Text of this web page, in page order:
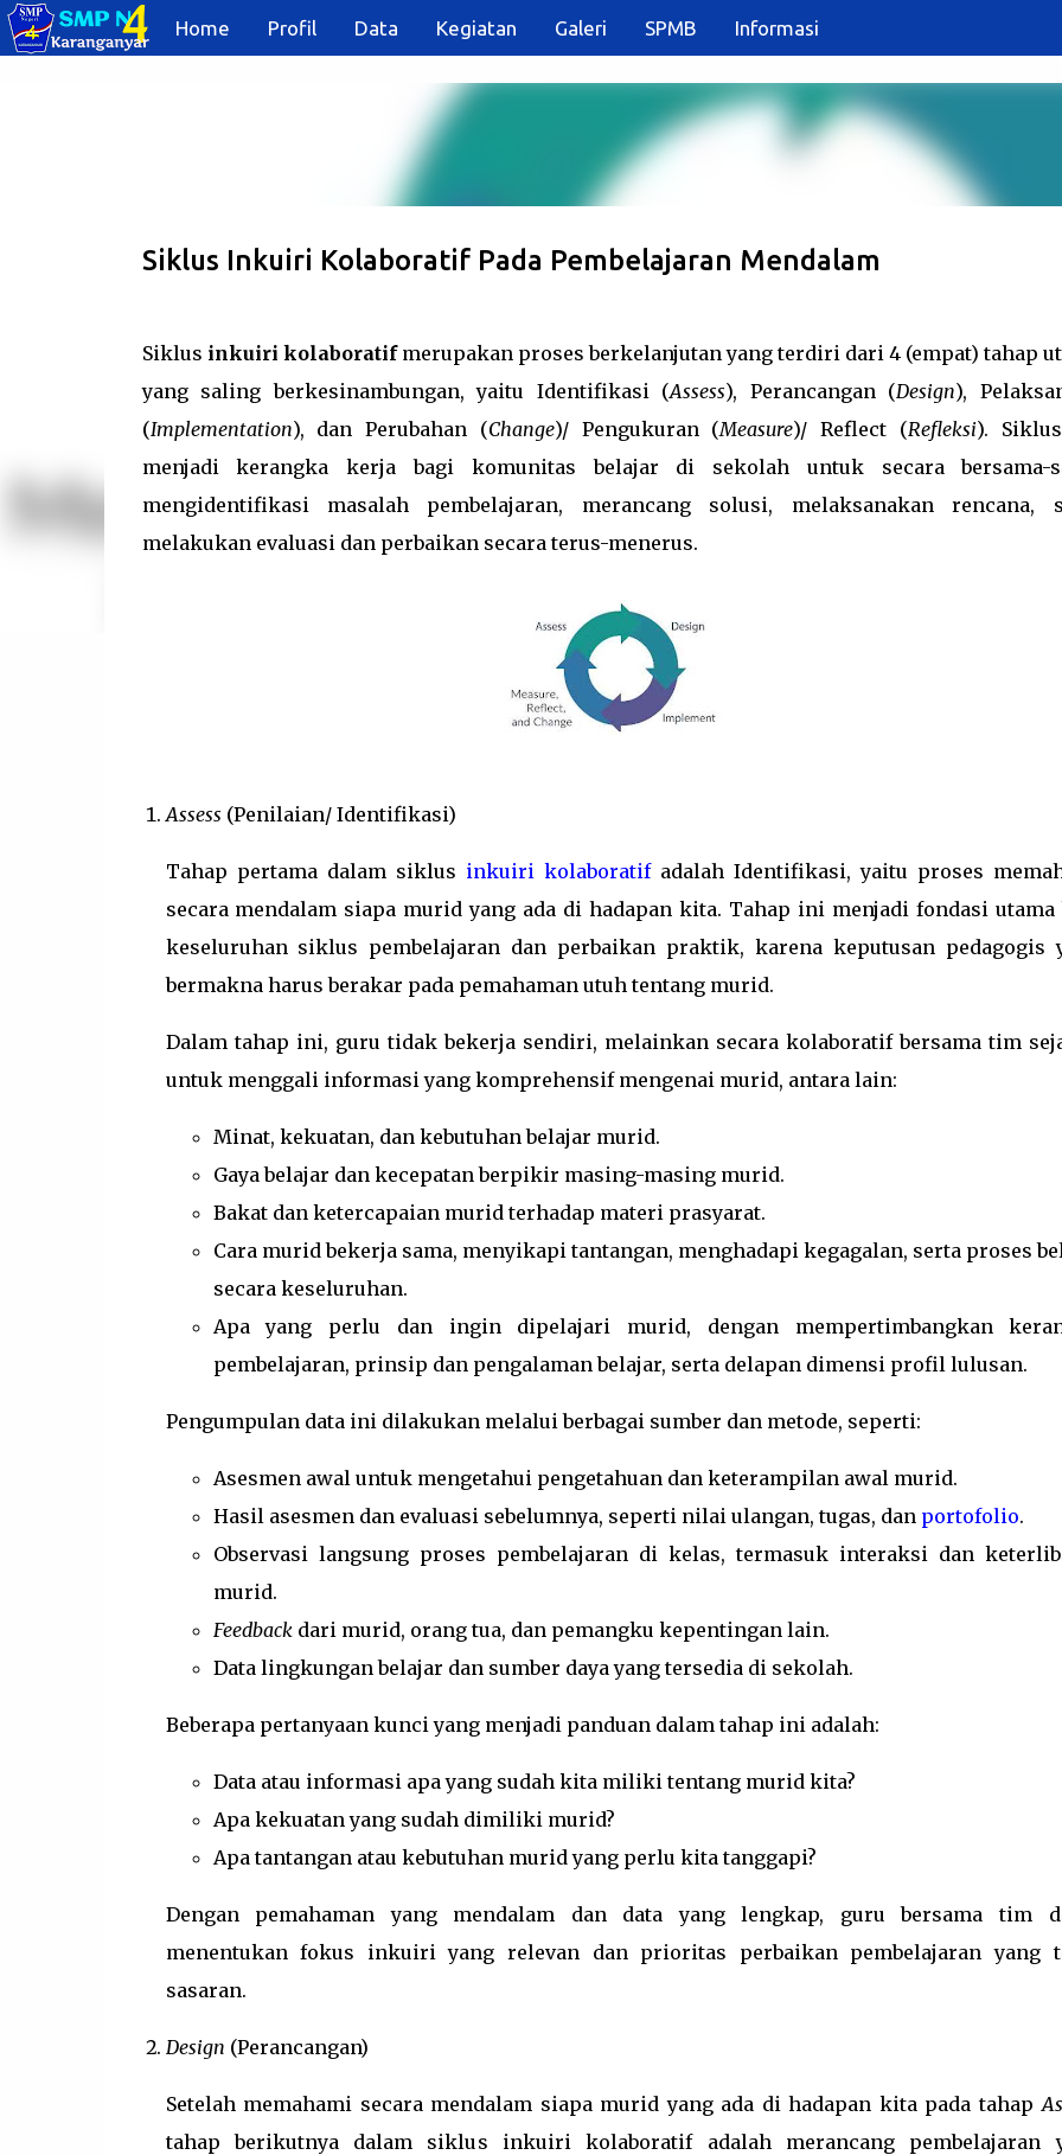
Home Profil Data Kegiatan Galeri SPMB Informasi
Langsung ke konten utama
Siklus Inkuiri Kolaboratif Pada Pembelajaran Mendalam
Siklus inkuiri kolaboratifmerupakan proses berkelanjutan yang terdiri dari 4 (empat) tahap
yang saling berkesinambungan, yaitu Identifikasi (Assess), Perancangan (Design),
(Implementation), dan Perubahan (Change)/ Pengukuran (Measure)/ Reflect (Refleksi).
menjadi kerangka kerja bagi komunitas belajar di sekolah untuk secara bersama-
mengidentifikasi masalah pembelajaran, merancang solusi, melaksanakan rencana,
melakukan evaluasi dan perbaikan secara terus-menerus.
Assess (Penilaian/ Identifikasi)
Tahap pertama dalam siklus inkuiri kolaboratifadalah Identifikasi, yaitu proses
secara mendalam siapa murid yang ada di hadapan kita. Tahap ini menjadi fondasi utama
keseluruhan siklus pembelajaran dan perbaikan praktik, karena keputusan pedagogis
bermakna harus berakar pada pemahaman utuh tentang murid.
Dalam tahap ini, guru tidak bekerja sendiri, melainkan secara kolaboratif bersama tim
untuk menggali informasi yang komprehensif mengenai murid, antara lain:
Minat, kekuatan, dan kebutuhan belajar murid.
Gaya belajar dan kecepatan berpikir masing-masing murid.
Bakat dan ketercapaian murid terhadap materi prasyarat.
Cara murid bekerja sama, menyikapi tantangan, menghadapi kegagalan, serta proses
secara keseluruhan.
Apa yang perlu dan ingin dipelajari murid, dengan mempertimbangkan
pembelajaran, prinsip dan pengalaman belajar, serta delapan dimensi profil lulusan.
Pengumpulan data ini dilakukan melalui berbagai sumber dan metode, seperti:
Asesmen awal untuk mengetahui pengetahuan dan keterampilan awal murid.
Hasil asesmen dan evaluasi sebelumnya, seperti nilai ulangan, tugas, dan portofolio.
Observasi langsung proses pembelajaran di kelas, termasuk interaksi dan
murid.
Feedbackdari murid, orang tua, dan pemangku kepentingan lain.
Data lingkungan belajar dan sumber daya yang tersedia di sekolah.
Beberapa pertanyaan kunci yang menjadi panduan dalam tahap ini adalah:
Data atau informasi apa yang sudah kita miliki tentang murid kita?
Apa kekuatan yang sudah dimiliki murid?
Apa tantangan atau kebutuhan murid yang perlu kita tanggapi?
Dengan pemahaman yang mendalam dan data yang lengkap, guru bersama tim
menentukan fokus inkuiri yang relevan dan prioritas perbaikan pembelajaran yang
sasaran.
Design (Perancangan)
Setelah memahami secara mendalam siapa murid yang ada di hadapan kita pada tahap
tahap berikutnya dalam siklus inkuiri kolaboratif adalah merancang pembelajaran